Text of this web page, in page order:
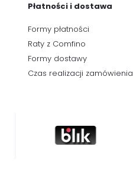
Płatności i dostawa
Formy płatności
Raty z Comfino
Formy dostawy
Czas realizacji zamówienia